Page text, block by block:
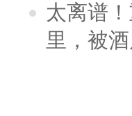
太离谱
里，被